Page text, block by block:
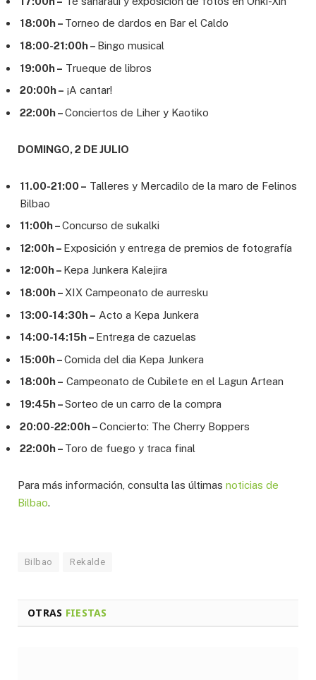
18:00h – Torneo de dardos en Bar el Caldo
18:00-21:00h – Bingo musical
19:00h – Trueque de libros
20:00h – ¡A cantar!
22:00h –Conciertos de Liher y Kaotiko
DOMINGO, 2 DE JULIO
11.00-21:00 – Talleres y Mercadilo de la maro de Felinos
Bilbao
11:00h –Concurso de sukalki
12:00h – Exposición y entrega de premios de fotografía
12:00h – Kepa Junkera Kalejira
18:00h – XIX Campeonato de aurresku
13:00-14:30h – Acto a Kepa Junkera
14:00-14:15h – Entrega de cazuelas
15:00h –Comida del dia Kepa Junkera
18:00h – Campeonato de Cubilete en el Lagun Artean
19:45h –Sorteo de un carro de la compra
20:00-22:00h –Concierto: The Cherry Boppers
22:00h – Toro de fuego y traca final
Para más información, consulta las últimas noticias de
Bilbao.
Bilbao Rekalde
OTRAS FIESTAS